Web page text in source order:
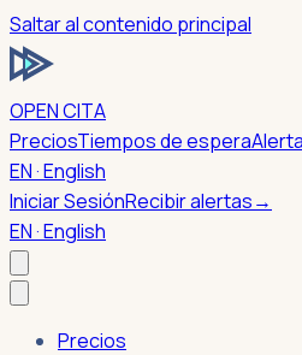
Saltar al contenido principal
OPEN CITA
PreciosTiempos de espera
EN · English
Iniciar SesiónRecibir alertas→
EN · English
Precios